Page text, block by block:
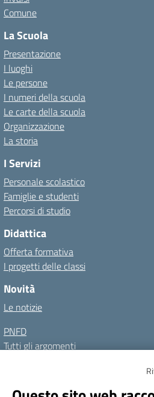
Comune
La Scuola
Presentazione
I luoghi
Le persone
I numeri della scuola
Le carte della scuola
Organizzazione
La storia
I Servizi
Personale scolastico
Famiglie e studenti
Percorsi di studio
Didattica
Offerta formativa
I progetti delle classi
Novità
Le notizie
PNFD
Tutti gli argomenti
Albo
Dichiarazione di accessibilitàNote